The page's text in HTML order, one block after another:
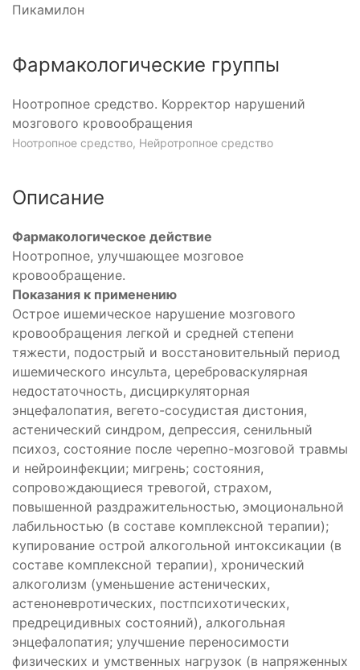
Пикамилон
Фармакологические группы
Ноотропное средство. Корректор нарушений
мозгового кровообращения
Ноотропное средство, Нейротропное средство
Описание
Фармакологическое действие
Ноотропное, улучшающее мозговое
кровообращение.
Показания к применению
Острое ишемическое нарушение мозгового
кровообращения легкой и средней степени
тяжести, подострый и восстановительный период
ишемического инсульта, цереброваскулярная
недостаточность, дисциркуляторная
энцефалопатия, вегето-сосудистая дистония,
астенический синдром, депрессия, сенильный
психоз, состояние после черепно-мозговой травмы
и нейроинфекции; мигрень; состояния,
сопровождающиеся тревогой, страхом,
повышенной раздражительностью, эмоциональной
лабильностью (в составе комплексной терапии);
купирование острой алкогольной интоксикации (в
составе комплексной терапии), хронический
алкоголизм (уменьшение астенических,
астеноневротических, постпсихотических,
предрецидивных состояний), алкогольная
энцефалопатия; улучшение переносимости
физических и умственных нагрузок (в напряженных